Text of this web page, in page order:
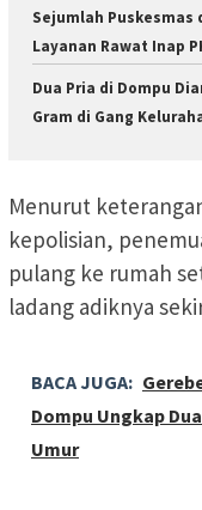
Sejumlah Puskesmas
Layanan Rawat Inap
Dua Pria di Dompu
Gram di Gang
Menurut
kepolisian,
pulang ke rumah
ladang adiknya
BACA JUGA:
Dompu Ungkap
Umur